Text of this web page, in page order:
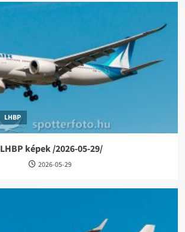
LHBP
LHBP képek /2026-05-29/
2026-05-29